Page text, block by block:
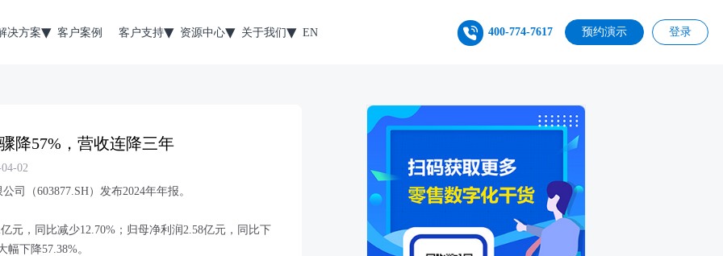
决方案 客户案例 客户支持 资源中心 关于我们 EN 400-774-7617 预约演示 登录
降57%，营收连降三年
02
司（603877.SH）发布2024年年报。
元，同比减少12.70%；归母净利润2.58亿元，同比下
下降57.38%。